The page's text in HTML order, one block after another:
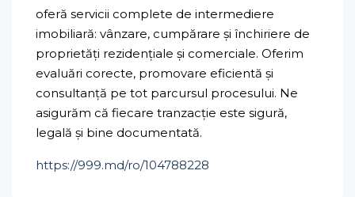
oferă servicii complete de intermediere
imobiliară: vânzare, cumpărare și închiriere de
proprietăți rezidențiale și comerciale. Oferim
evaluări corecte, promovare eficientă și
consultanță pe tot parcursul procesului. Ne
asigurăm că fiecare tranzacție este sigură,
legală și bine documentată.
https://999.md/ro/104788228